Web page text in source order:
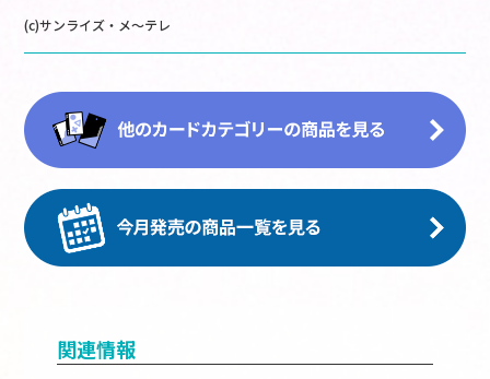
(c)サンライズ・メ～テレ
関連情報